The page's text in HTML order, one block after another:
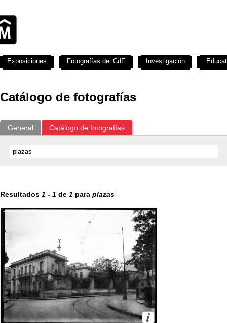
Catálogo de fotografías
General Catálogo de fotografías
Resultados 1 - 1 de 1 para plazas
Exposiciones Fotografías del CdF Investigación